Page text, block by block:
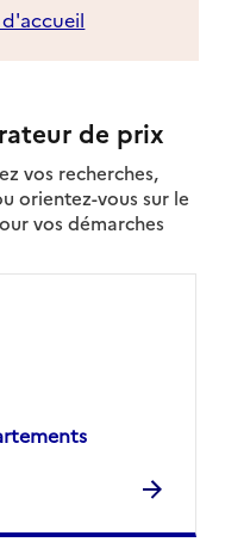
de prix
vos recherches,
orientez-vous sur le
vos démarches